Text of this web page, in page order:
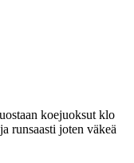
koejuoksut klo
runsaasti joten väkeä